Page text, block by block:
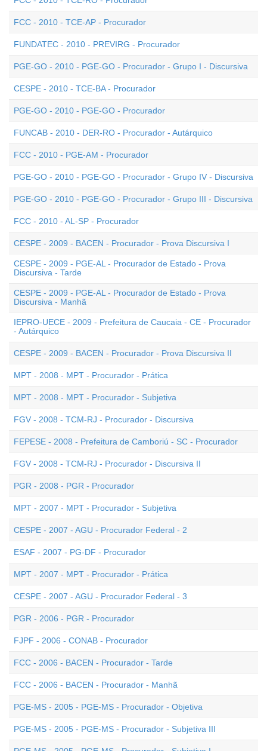
FCC - 2010 - TCE-AP - Procurador
FUNDATEC - 2010 - PREVIRG - Procurador
PGE-GO - 2010 - PGE-GO - Procurador - Grupo I - Discursiva
CESPE - 2010 - TCE-BA - Procurador
PGE-GO - 2010 - PGE-GO - Procurador
FUNCAB - 2010 - DER-RO - Procurador - Autárquico
FCC - 2010 - PGE-AM - Procurador
PGE-GO - 2010 - PGE-GO - Procurador - Grupo IV - Discursiva
PGE-GO - 2010 - PGE-GO - Procurador - Grupo III - Discursiva
FCC - 2010 - AL-SP - Procurador
CESPE - 2009 - BACEN - Procurador - Prova Discursiva I
CESPE - 2009 - PGE-AL - Procurador de Estado - Prova
Discursiva - Tarde
CESPE - 2009 - PGE-AL - Procurador de Estado - Prova
Discursiva - Manhã
IEPRO-UECE - 2009 - Prefeitura de Caucaia - CE - Procurador
- Autárquico
CESPE - 2009 - BACEN - Procurador - Prova Discursiva II
MPT - 2008 - MPT - Procurador - Prática
MPT - 2008 - MPT - Procurador - Subjetiva
FGV - 2008 - TCM-RJ - Procurador - Discursiva
FEPESE - 2008 - Prefeitura de Camboriú - SC - Procurador
FGV - 2008 - TCM-RJ - Procurador - Discursiva II
PGR - 2008 - PGR - Procurador
MPT - 2007 - MPT - Procurador - Subjetiva
CESPE - 2007 - AGU - Procurador Federal - 2
ESAF - 2007 - PG-DF - Procurador
MPT - 2007 - MPT - Procurador - Prática
CESPE - 2007 - AGU - Procurador Federal - 3
PGR - 2006 - PGR - Procurador
FJPF - 2006 - CONAB - Procurador
FCC - 2006 - BACEN - Procurador - Tarde
FCC - 2006 - BACEN - Procurador - Manhã
PGE-MS - 2005 - PGE-MS - Procurador - Objetiva
PGE-MS - 2005 - PGE-MS - Procurador - Subjetiva III